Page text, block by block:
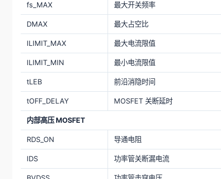
fs_MAX 最大开关频率
DMAX 最大占空比
ILIMIT_MAX 最大电流限值
ILIMIT_MIN 最小电流限值
tLEB 前沿消隐时间
tOFF_DELAY MOSFET 关断延时
内部高压 MOSFET
RDS_ON 导通电阻
IDS 功率管关断漏电流